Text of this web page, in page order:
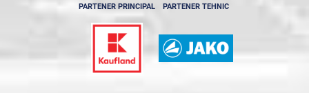
PARTENER PRINCIPAL PARTENER TEHNIC